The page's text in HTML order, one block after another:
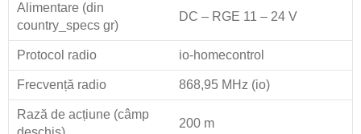
Alimentare (din
country_specs gr)
DC – RGE 11 – 24 V
Protocol radio io-homecontrol
Frecvență radio 868,95 MHz (io)
Rază de acțiune (câmp
200 m